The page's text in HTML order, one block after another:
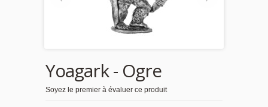
Yoagark - Ogre
Soyez le premier à évaluer ce produit